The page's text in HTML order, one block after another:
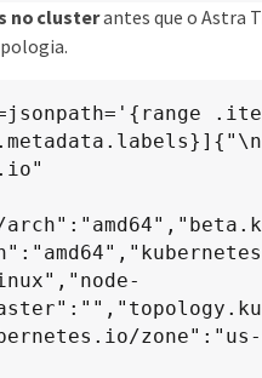
no clusterantes que o Astra